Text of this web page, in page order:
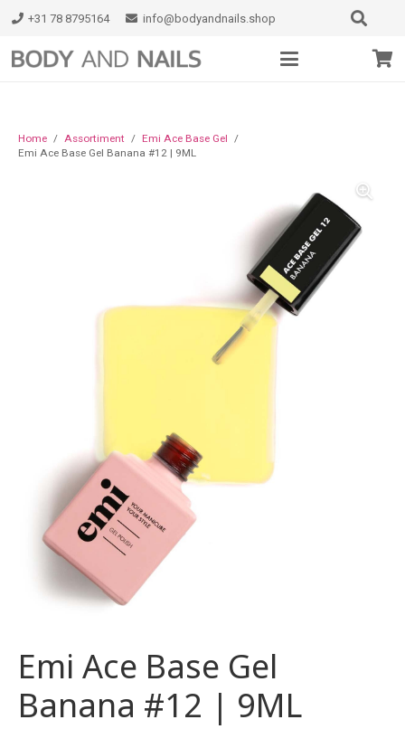
+31 78 8795164 info@bodyandnails.shop
Home / Assortiment / Emi Ace Base Gel /
Emi Ace Base Gel Banana #12 | 9ML
Emi Ace Base Gel
Banana #12 | 9ML